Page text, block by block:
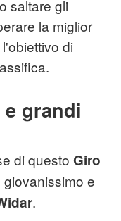
saltare gli
la miglior
di
grandi
di questo Giro
e
.